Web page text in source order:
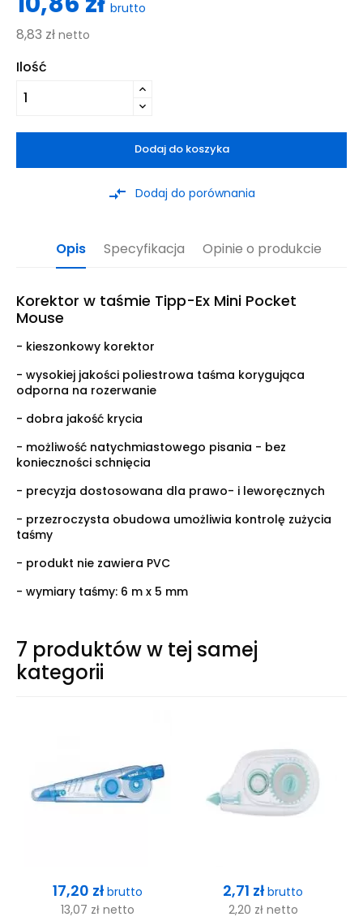
brutto
8,83 zł netto
Ilość
Dodaj do koszyka
compare_arrows Dodaj do porównania
Opis Specyfikacja Opinie o produkcie
Korektor w taśmie Tipp-Ex Mini Pocket
Mouse
- kieszonkowy korektor
- wysokiej jakości poliestrowa taśma korygująca
odporna na rozerwanie
- dobra jakość krycia
- możliwość natychmiastowego pisania - bez
konieczności schnięcia
- precyzja dostosowana dla prawo- i leworęcznych
- przezroczysta obudowa umożliwia kontrolę zużycia
taśmy
- produkt nie zawiera PVC
- wymiary taśmy: 6 m x 5 mm
7 produktów w tej samej
kategorii
Cena
17,20 złbrutto
13,07 zł netto
Cena
2,71 złbrutto
2,20 zł netto